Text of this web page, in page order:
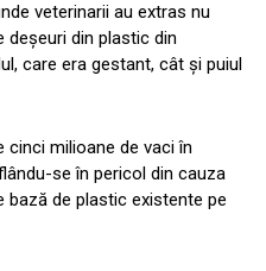
veterinarii au extras nu
deșeuri din plastic din
care era gestant, cât și puiul
cinci milioane de vaci în
se în pericol din cauza
de plastic existente pe